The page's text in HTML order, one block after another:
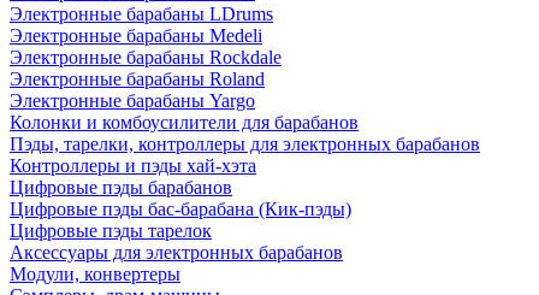
Электронные барабаны LDrums
Электронные барабаны Medeli
Электронные барабаны Rockdale
Электронные барабаны Roland
Электронные барабаны Yargo
Колонки и комбоусилители для барабанов
Пэды, тарелки, контроллеры для электронных барабанов
Контроллеры и пэды хай-хэта
Цифровые пэды барабанов
Цифровые пэды бас-барабана (Кик-пэды)
Цифровые пэды тарелок
Аксессуары для электронных барабанов
Модули, конвертеры